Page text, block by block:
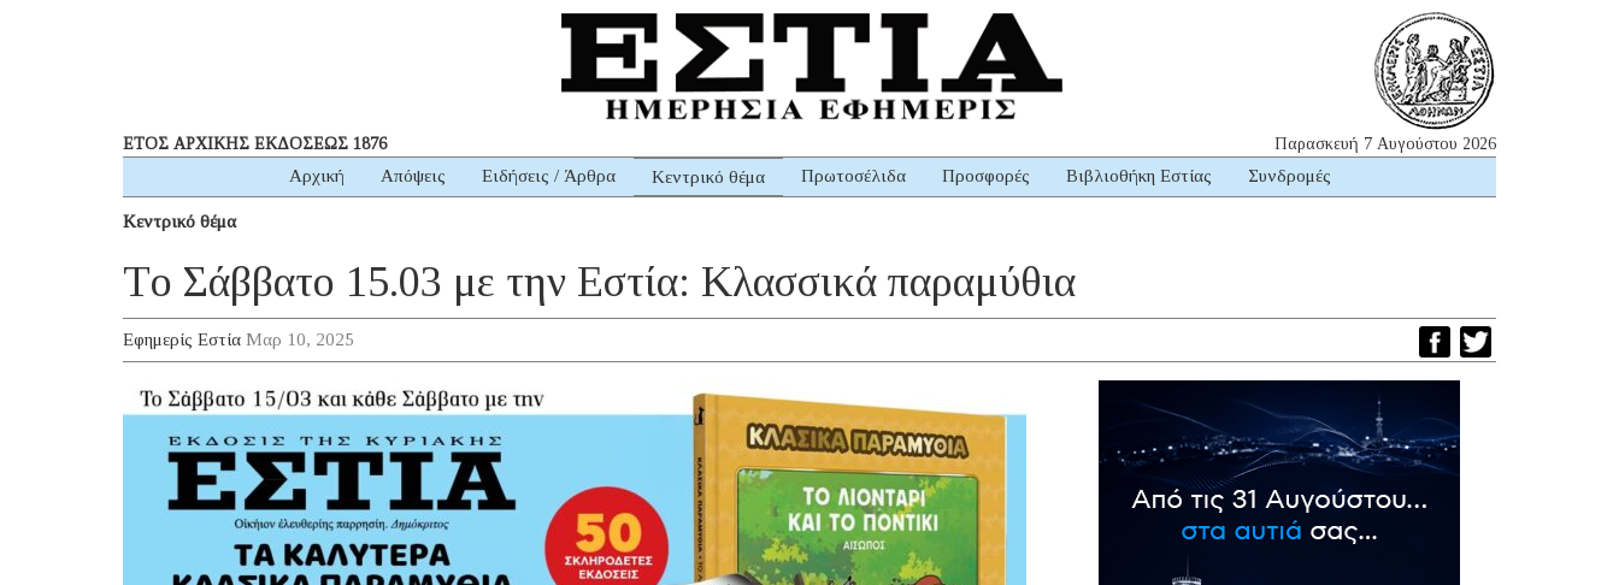
ΕΤΟΣ ΑΡΧΙΚΗΣ ΕΚΔΟΣΕΩΣ 1876 Παρασκευή 7 Αυγούστου 2026
Αρχική Απόψεις Ειδήσεις / Άρθρα Κεντρικό θέμα Πρωτοσέλιδα Προσφορές Βιβλιοθήκη Εστίας Συνδρομές
Κεντρικό θέμα
Τo Σάββατο 15.03 με την Εστία: Κλασσικά παραμύθια
Εφημερίς Εστία Μαρ 10, 2025